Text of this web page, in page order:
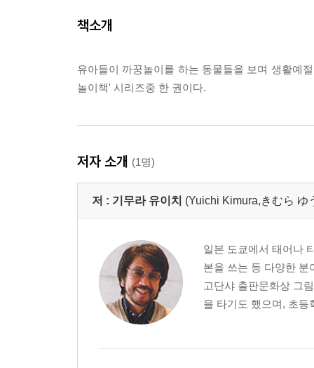
책소개
유아들이 까꿍놀이를 하는 동물들을 보며 생활예
놀이책' 시리즈중 한 권이다.
저자 소개 (1명)
저 : 기무라 유이치 (Yuichi Kimura,きむら ゆ
일본 도쿄에서 태어나
본을 쓰는 등 다양한 분
고단샤 출판문화상 그
을 타기도 했으며, 초등